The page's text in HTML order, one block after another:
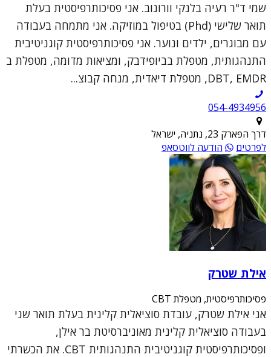
שמי ד"ר רעיה בלנקי וורונוב. אני פסיכותרפיסטית בעלת
תואר שלישי (Phd) בטיפול במוזיקה. אני מתמחה בעבודה
עם מבוגרים, ילדים ונוער. אני פסיכותרפיסטית קוגניטיבית
התנהגותית, מטפלת בביופידבק, ומציאות מדומה, מטפלת ב
DBT, EMDR, מטפלת דיאדית, מנחה קבוצ...
054-4934956
דרך הפארק 23, נתניה, ישראל
לפרטים
הודעה לווטסאפ
אילת שטרק
פסיכותרפיסטית, מטפלת CBT
אני אילת שטרק, עובדת סוציאלית קלינית בעלת תואר שני
בעבודה סוציאלית קלינית מאוניברסיטת בר אילן,
ופסיכותרפיסטית קוגניטיבית התנהגותית CBT. את הכשרתי